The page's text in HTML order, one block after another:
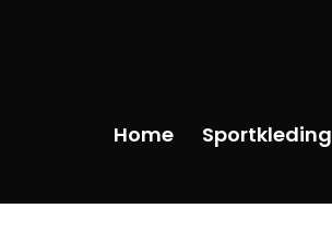
Home Sportkleding